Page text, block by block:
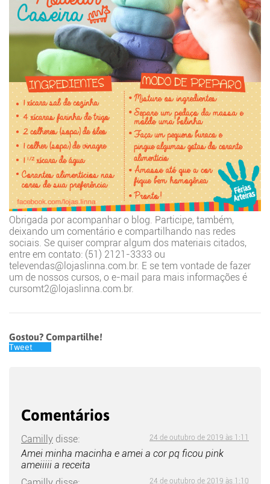
Obrigada por acompanhar o blog. Participe, também,
deixando um comentário e compartilhando nas redes
sociais. Se quiser comprar algum dos materiais citados,
entre em contato: (51) 2121-3333 ou
televendas@lojaslinna.com.br. E se tem vontade de fazer
um de nossos cursos, o e-mail para mais informações é
cursomt2@lojaslinna.com.br.
Gostou? Compartilhe!
Tweet
Comentários
Camilly disse: 24 de outubro de 2019 às 1:11
Amei minha macinha e amei a cor pq ficou pink
ameiiiii a receita
24 de outubro de 2019 às 1:10